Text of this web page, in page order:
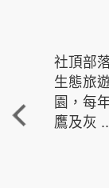
社頂部
生態旅
園，每
鷹及灰